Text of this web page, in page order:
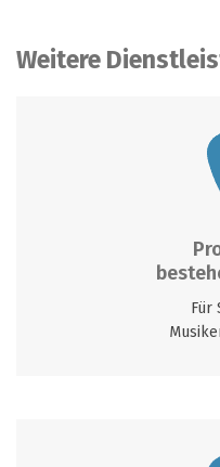
Weitere
Für